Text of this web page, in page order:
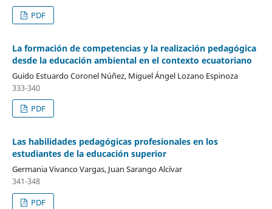
PDF
La formación de competencias y la realización pedagógica
desde la educación ambiental en el contexto ecuatoriano
Guido Estuardo Coronel Núñez, Miguel Ángel Lozano Espinoza
333-340
PDF
Las habilidades pedagógicas profesionales en los
estudiantes de la educación superior
Germania Vivanco Vargas, Juan Sarango Alcívar
341-348
PDF